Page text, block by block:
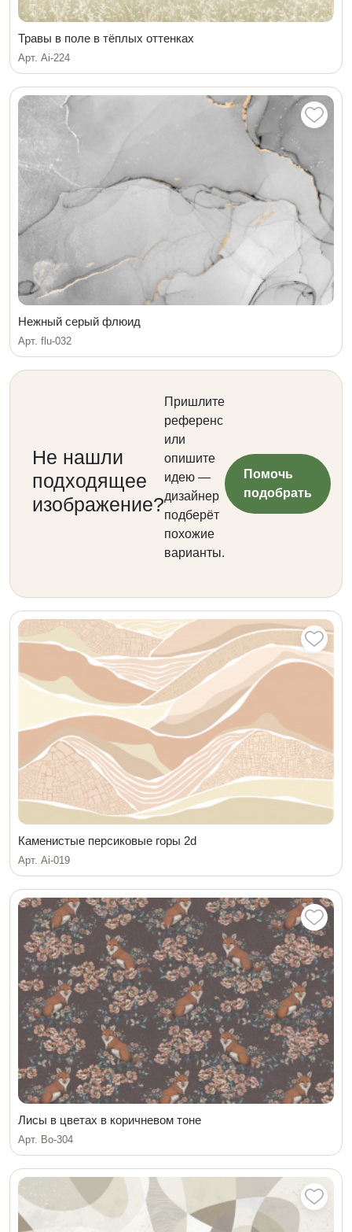
Травы в поле в тёплых оттенках
Арт. Ai-224
Нежный серый флюид
Арт. flu-032
Не нашли
подходящее
изображение?
Пришлите
референс
или
опишите
идею —
дизайнер
подберёт
похожие
варианты.
Помочь
подобрать
Каменистые персиковые горы 2d
Арт. Ai-019
Лисы в цветах в коричневом тоне
Арт. Bo-304